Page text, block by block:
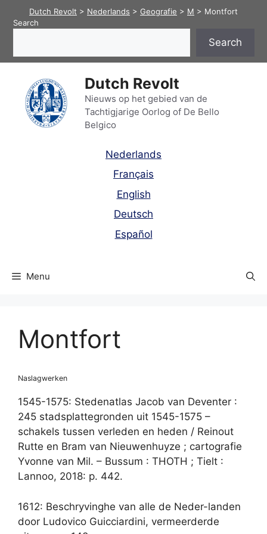
Dutch Revolt > Nederlands > Geografie > M > Montfort
Search
Search
Dutch Revolt
Nieuws op het gebied van de
Tachtigjarige Oorlog of De Bello
Belgico
Nederlands
Français
English
Deutsch
Español
Menu
Montfort
Naslagwerken
1545-1575: Stedenatlas Jacob van Deventer :
245 stadsplattegronden uit 1545-1575 –
schakels tussen verleden en heden / Reinout
Rutte en Bram van Nieuwenhuyze ; cartografie
Yvonne van Mil. – Bussum : THOTH ; Tielt :
Lannoo, 2018: p. 442.
1612: Beschryvinghe van alle de Neder-landen
door Ludovico Guicciardini, vermeerderde